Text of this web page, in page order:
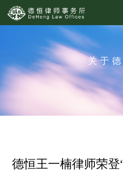
关于
德恒王一楠律师荣登